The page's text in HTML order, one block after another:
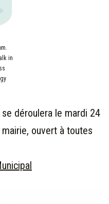
in
déroulera le mardi 24
ouvert à toutes